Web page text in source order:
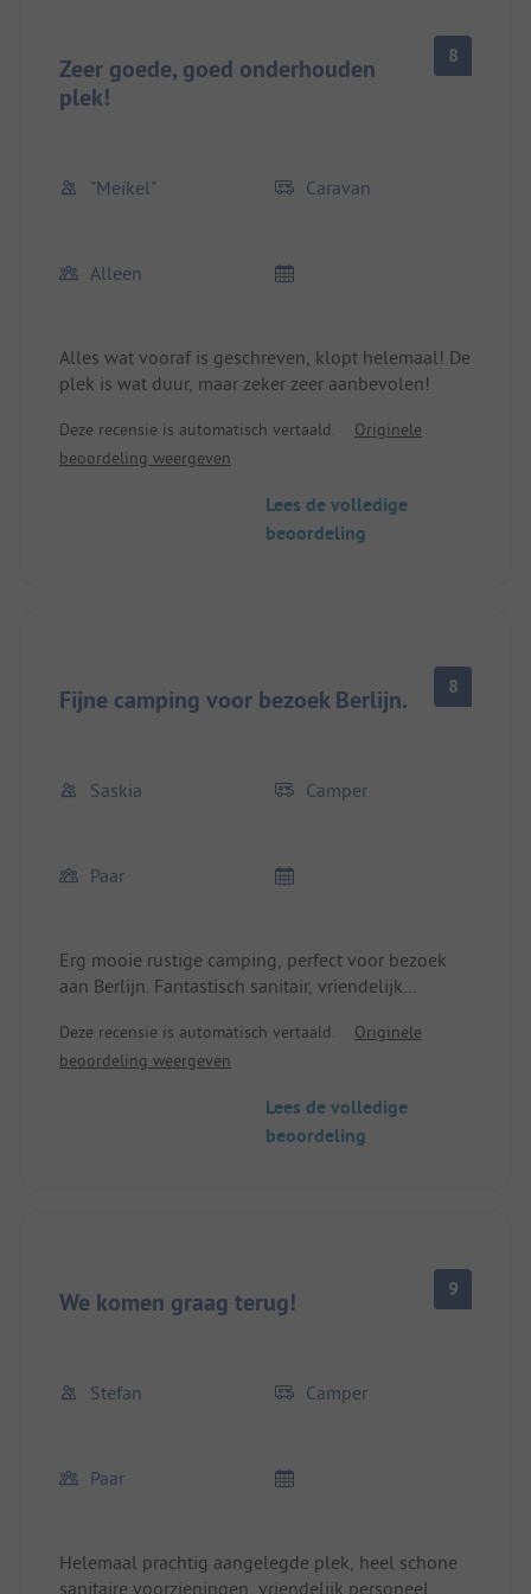
Zeer goede, goed onderhouden
plek!
8
"Meikel" Caravan
Alleen
Alles wat vooraf is geschreven, klopt helemaal! De
plek is wat duur, maar zeker zeer aanbevolen!
Deze recensie is automatisch vertaald.
Originele
beoordeling weergeven
Lees de volledige
beoordeling
Fijne camping voor bezoek Berlijn. 8
Saskia Camper
Paar
Erg mooie rustige camping, perfect voor bezoek
aan Berlijn. Fantastisch sanitair, vriendelijk
met groen omzoomd. Op korte afstand van OV.
Bushalte bij de camping, wij zijn steeds op de fiets
trein meegenomen naar Berlijn. Ideaal!
Deze recensie is automatisch vertaald.
Originele
beoordeling weergeven
Lees de volledige
beoordeling
We komen graag terug! 9
Stefan Camper
Paar
Helemaal prachtig aangelegde plek, heel schone
sanitaire voorzieningen, vriendelijk personeel,